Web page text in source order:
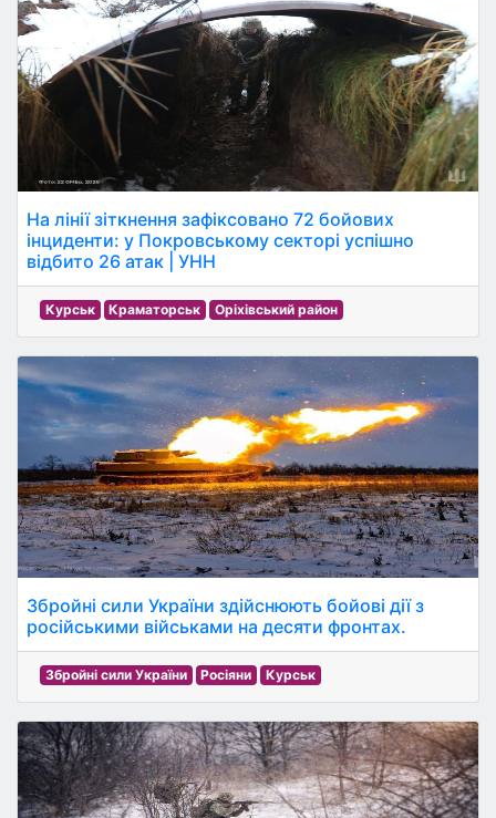
На лінії зіткнення зафіксовано 72 бойових
інциденти: у Покровському секторі успішно
відбито 26 атак | УНН
Курськ Краматорськ Оріхівський район
Збройні сили України здійснюють бойові дії з
російськими військами на десяти фронтах.
Збройні сили України Росіяни Курськ